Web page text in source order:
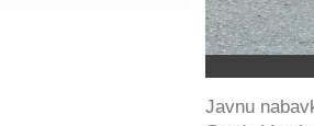
Javnu